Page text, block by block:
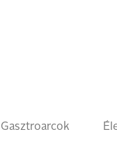
Gasztroarcok